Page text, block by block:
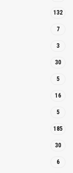
132
7
3
30
5
16
5
185
30
6